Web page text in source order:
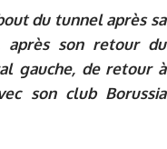
du tunnel après sa
après son retour du
gauche, de retour à
son club Borussia